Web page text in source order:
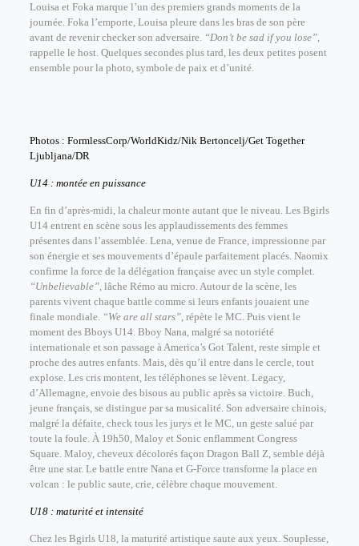
Louisa et Foka marque l’un des premiers grands moments de la
journée. Foka l’emporte, Louisa pleure dans les bras de son père
avant de revenir checker son adversaire. “Don’t be sad if you lose”,
rappelle le host. Quelques secondes plus tard, les deux petites posent
ensemble pour la photo, symbole de paix et d’unité.
Photos : FormlessCorp/WorldKidz/Nik Bertoncelj/Get Together
Ljubljana/DR
U14 : montée en puissance
En fin d’après-midi, la chaleur monte autant que le niveau. Les Bgirls
U14 entrent en scène sous les applaudissements des femmes
présentes dans l’assemblée. Lena, venue de France, impressionne par
son énergie et ses mouvements d’épaule parfaitement placés. Naomix
confirme la force de la délégation française avec un style complet.
“Unbelievable”, lâche Rémo au micro. Autour de la scène, les
parents vivent chaque battle comme si leurs enfants jouaient une
finale mondiale. “We are all stars”, répète le MC. Puis vient le
moment des Bboys U14. Bboy Nana, malgré sa notoriété
internationale et son passage à America’s Got Talent, reste simple et
proche des autres enfants. Mais, dès qu’il entre dans le cercle, tout
explose. Les cris montent, les téléphones se lèvent. Legacy,
d’Allemagne, envoie des bisous au public après sa victoire. Buch,
jeune français, se distingue par sa musicalité. Son adversaire chinois,
malgré la défaite, check tous les jurys et le MC, un geste salué par
toute la foule. À 19h50, Maloy et Sonic enflamment Congress
Square. Maloy, cheveux décolorés façon Dragon Ball Z, semble déjà
être une star. Le battle entre Nana et G-Force transforme la place en
volcan : le public saute, crie, célèbre chaque mouvement.
U18 : maturité et intensité
Chez les Bgirls U18, la maturité artistique saute aux yeux. Souplesse,